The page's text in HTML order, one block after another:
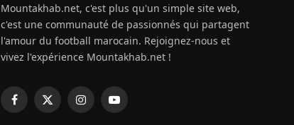
Mountakhab.net, c'est plus qu'un simple site web,
c'est une communauté de passionnés qui partagent
l'amour du football marocain. Rejoignez-nous et
vivez l'expérience Mountakhab.net !
Facebook
X
InstagramYouTube